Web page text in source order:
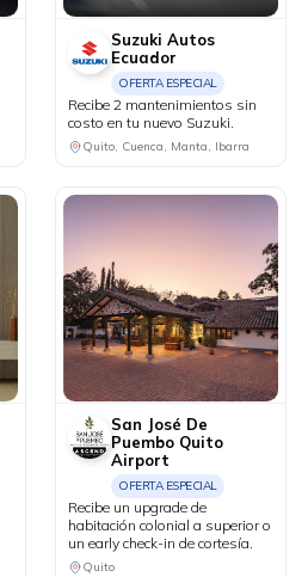
Suzuki Autos
Ecuador
OFERTA ESPECIAL
Recibe 2 mantenimientos sin
costo en tu nuevo Suzuki.
Quito, Cuenca, Manta, Ibarra
San José De
Puembo Quito
Airport
OFERTA ESPECIAL
Recibe un upgrade de
habitación colonial a superior o
un early check-in de cortesía.
Quito